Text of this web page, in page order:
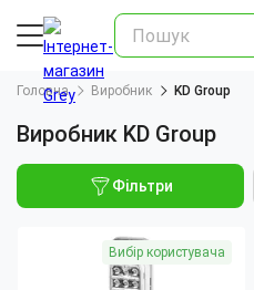
Головна Виробник KD Group
Виробник KD Group
Фільтри
Вибір користувача